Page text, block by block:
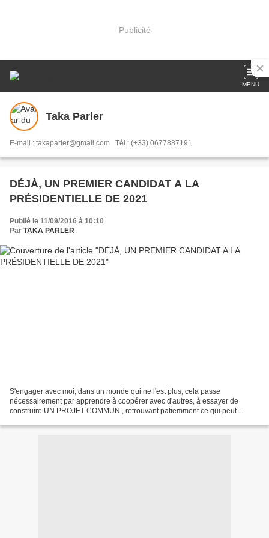
Publicité
MENU
Taka Parler
E-mail : takaparler@gmail.com Tél : (+33) 0677887191
DÉJÀ, UN PREMIER CANDIDAT A LA
PRÉSIDENTIELLE DE 2021
Publié le 11/09/2016 à 10:10
Par TAKA PARLER
S'engager avec moi, dans un monde qui ne l'est plus, cela passe
nécessairement par apprendre à coopérer avec d'autres, à essayer de
construire UN PROJET COMMUN , retrouvant patiemment ce qui peut